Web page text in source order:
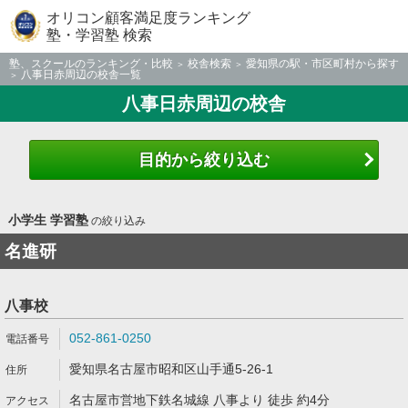
オリコン顧客満足度ランキング
塾・学習塾 検索
塾、スクールのランキング・比較 校舎検索
愛知県の駅・市区町村から探す
八事日赤周辺の校舎一覧
八事日赤周辺の校舎
目的から絞り込む
小学生 学習塾の絞り込み
名進研
八事校
052-861-0250
愛知県名古屋市昭和区山手通5-26-1
名古屋市営地下鉄名城線 八事より 徒歩 約4分